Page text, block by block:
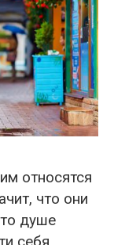
относятся
что они
душе